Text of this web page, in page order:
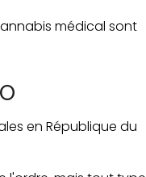
médical sont
en République du